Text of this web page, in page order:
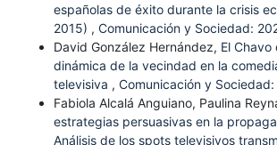
españolas de éxito durante la crisis
2015) , Comunicación y Sociedad:
David González Hernández, El Chavo
dinámica de la vecindad en la
televisiva , Comunicación y
Fabiola Alcalá Anguiano, Paulina
estrategias persuasivas en la
Análisis de los spots televisivos